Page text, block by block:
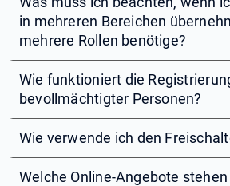
in mehreren Bereichen
mehrere Rollen benötige?
Wie funktioniert die
bevollmächtigter Personen?
Wie verwende ich den
Welche Online-Angebote stehen